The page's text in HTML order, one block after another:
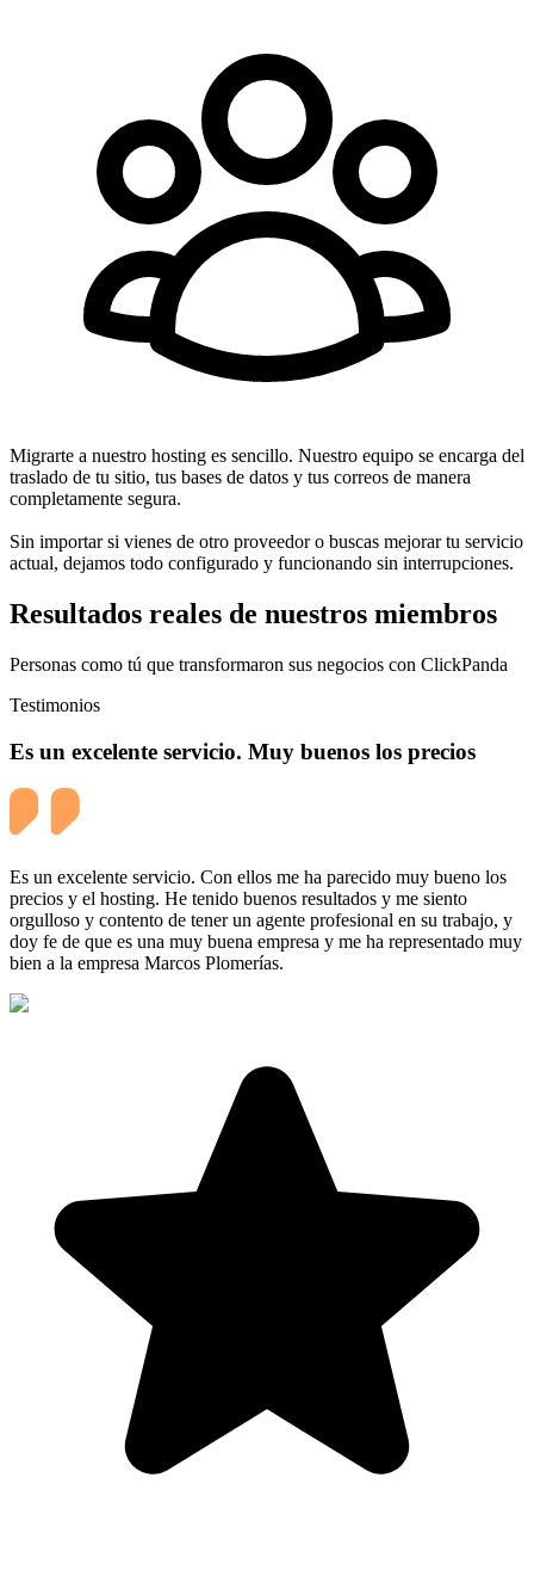
Migrarte a nuestro hosting es sencillo. Nuestro equipo se encarga del
traslado de tu sitio, tus bases de datos y tus correos de manera
completamente segura.
Sin importar si vienes de otro proveedor o buscas mejorar tu servicio
actual, dejamos todo configurado y funcionando sin interrupciones.
Resultados reales de nuestros miembros
Personas como tú que transformaron sus negocios con ClickPanda
Testimonios
Es un excelente servicio. Muy buenos los precios
Es un excelente servicio. Con ellos me ha parecido muy bueno los
precios y el hosting. He tenido buenos resultados y me siento
orgulloso y contento de tener un agente profesional en su trabajo, y
doy fe de que es una muy buena empresa y me ha representado muy
bien a la empresa Marcos Plomerías.